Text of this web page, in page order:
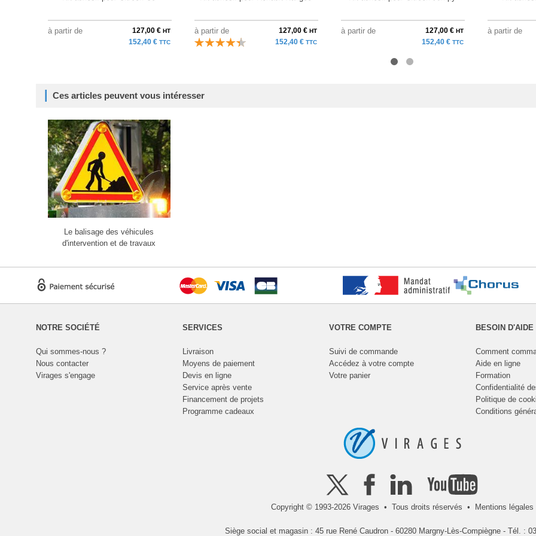
à partir de 127,00 € HT
152,40 € TTC
à partir de 127,00 € HT
152,40 € TTC
à partir de 127,00 € HT
152,40 € TTC
à partir de
Ces articles peuvent vous intéresser
Le balisage des véhicules
d'intervention et de travaux
NOTRE SOCIÉTÉ
Qui sommes-nous ?
Nous contacter
Virages s'engage
SERVICES
Livraison
Moyens de paiement
Devis en ligne
Service après vente
Financement de projets
Programme cadeaux
VOTRE COMPTE
Suivi de commande
Accédez à votre compte
Votre panier
BESOIN D'AIDE
Comment
Aide en ligne
Formation
Confidentialité
Politique de
Conditions
Copyright © 1993-2026 Virages • Tous droits réservés • Mentions légales
Siège social et magasin : 45 rue René Caudron - 60280 Margny-Lès-Compiègne - Tél. :